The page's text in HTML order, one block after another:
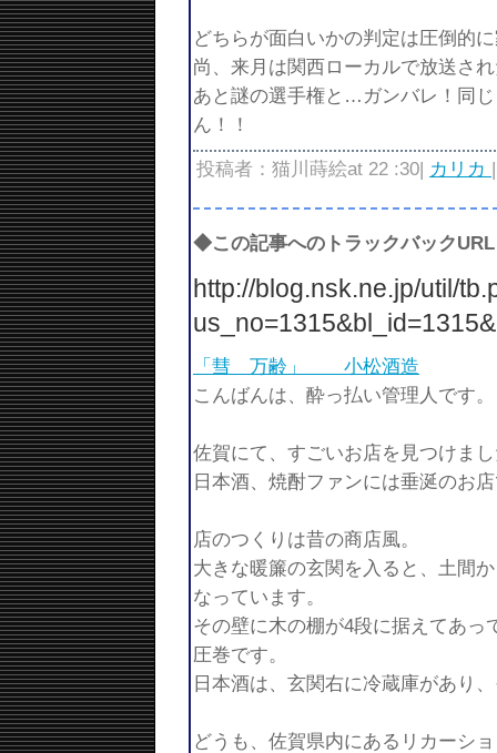
どちらが面白いかの判定は圧倒的
尚、来月は関西ローカルで放送さ
あと謎の選手権と…ガンバレ！同
ん！！
投稿者：猫川蒔絵at 22 :30| カリカ
◆この記事へのトラックバック
http://blog.nsk.ne.jp/util/
「彗 万齢」 小松酒造
こんばんは、酔っ払い管理人です。
佐賀にて、すごいお店を見つけま
日本酒、焼酎ファンには垂涎のお
店のつくりは昔の商店風。
大きな暖簾の玄関を入ると、土間
なっています。
その壁に木の棚が4段に据えてあ
圧巻です。
日本酒は、玄関右に冷蔵庫があり
どうも、佐賀県内にあるリカーシ